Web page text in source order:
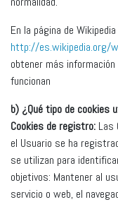
En la página de Wikipedia
http://es.wikipedia.org/
obtener más
funcionan
b) ¿Qué tipo de cookies
Cookies de registro: Las
el Usuario se ha
se utilizan para
objetivos: Mantener al
servicio o web, el